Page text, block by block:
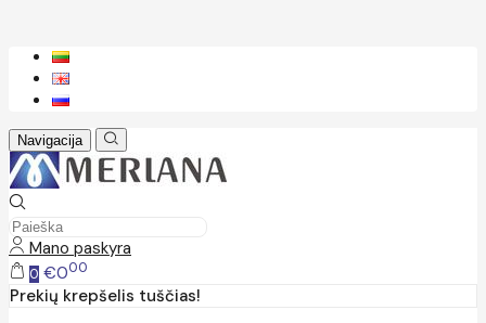
Navigacija
Mano paskyra
0 €000
Prekių krepšelis tuščias!